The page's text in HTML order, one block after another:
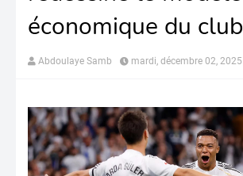
économique du club
Abdoulaye Samb mardi, décembre 02, 2025